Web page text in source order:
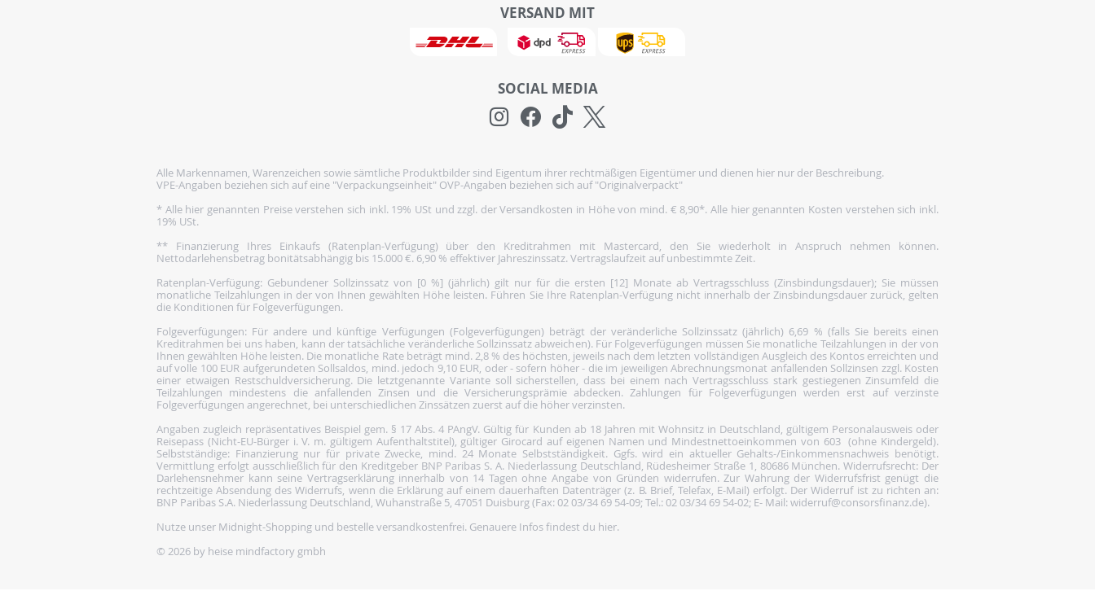
VERSAND MIT
SOCIAL MEDIA
Alle Markennamen, Warenzeichen sowie sämtliche Produktbilder sind Eigentum ihrer rechtmäßigen Eigentümer und dienen hier nur der Beschreibung.
VPE-Angaben beziehen sich auf eine "Verpackungseinheit" OVP-Angaben beziehen sich auf "Originalverpackt"
* Alle hier genannten Preise verstehen sich inkl. 19% USt und zzgl. der Versandkosten in Höhe von mind. € 8,90*. Alle hier genannten Kosten verstehen sich inkl.
19% USt.
** Finanzierung Ihres Einkaufs (Ratenplan-Verfügung) über den Kreditrahmen mit Mastercard, den Sie wiederholt in Anspruch nehmen können.
Nettodarlehensbetrag bonitätsabhängig bis 15.000 €. 6,90 % effektiver Jahreszinssatz. Vertragslaufzeit auf unbestimmte Zeit.
Ratenplan-Verfügung: Gebundener Sollzinssatz von [0 %] (jährlich) gilt nur für die ersten [12] Monate ab Vertragsschluss (Zinsbindungsdauer); Sie müssen
monatliche Teilzahlungen in der von Ihnen gewählten Höhe leisten. Führen Sie Ihre Ratenplan-Verfügung nicht innerhalb der Zinsbindungsdauer zurück, gelten
die Konditionen für Folgeverfügungen.
Folgeverfügungen: Für andere und künftige Verfügungen (Folgeverfügungen) beträgt der veränderliche Sollzinssatz (jährlich) 6,69 % (falls Sie bereits einen
Kreditrahmen bei uns haben, kann der tatsächliche veränderliche Sollzinssatz abweichen). Für Folgeverfügungen müssen Sie monatliche Teilzahlungen in der von
Ihnen gewählten Höhe leisten. Die monatliche Rate beträgt mind. 2,8 % des höchsten, jeweils nach dem letzten vollständigen Ausgleich des Kontos erreichten und
auf volle 100 EUR aufgerundeten Sollsaldos, mind. jedoch 9,10 EUR, oder - sofern höher - die im jeweiligen Abrechnungsmonat anfallenden Sollzinsen zzgl. Kosten
einer etwaigen Restschuldversicherung. Die letztgenannte Variante soll sicherstellen, dass bei einem nach Vertragsschluss stark gestiegenen Zinsumfeld die
Teilzahlungen mindestens die anfallenden Zinsen und die Versicherungsprämie abdecken. Zahlungen für Folgeverfügungen werden erst auf verzinste
Folgeverfügungen angerechnet, bei unterschiedlichen Zinssätzen zuerst auf die höher verzinsten.
Angaben zugleich repräsentatives Beispiel gem. § 17 Abs. 4 PAngV. Gültig für Kunden ab 18 Jahren mit Wohnsitz in Deutschland, gültigem Personalausweis oder
Reisepass (Nicht-EU-Bürger i. V. m. gültigem Aufenthaltstitel), gültiger Girocard auf eigenen Namen und Mindestnettoeinkommen von 603  (ohne Kindergeld).
Selbstständige: Finanzierung nur für private Zwecke, mind. 24 Monate Selbstständigkeit. Ggfs. wird ein aktueller Gehalts-/Einkommensnachweis benötigt.
Vermittlung erfolgt ausschließlich für den Kreditgeber BNP Paribas S. A. Niederlassung Deutschland, Rüdesheimer Straße 1, 80686 München. Widerrufsrecht: Der
Darlehensnehmer kann seine Vertragserklärung innerhalb von 14 Tagen ohne Angabe von Gründen widerrufen. Zur Wahrung der Widerrufsfrist genügt die
rechtzeitige Absendung des Widerrufs, wenn die Erklärung auf einem dauerhaften Datenträger (z. B. Brief, Telefax, E-Mail) erfolgt. Der Widerruf ist zu richten an:
BNP Paribas S.A. Niederlassung Deutschland, Wuhanstraße 5, 47051 Duisburg (Fax: 02 03/34 69 54-09; Tel.: 02 03/34 69 54-02; E- Mail: widerruf@consorsfinanz.de).
Nutze unser Midnight-Shopping und bestelle versandkostenfrei. Genauere Infos findest du hier.
© 2026 by heise mindfactory gmbh